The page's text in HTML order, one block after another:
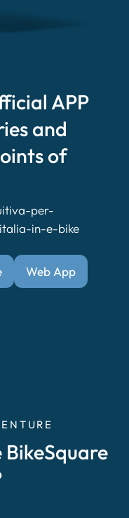
APP
and
of
per-
in-e-bike
Web App